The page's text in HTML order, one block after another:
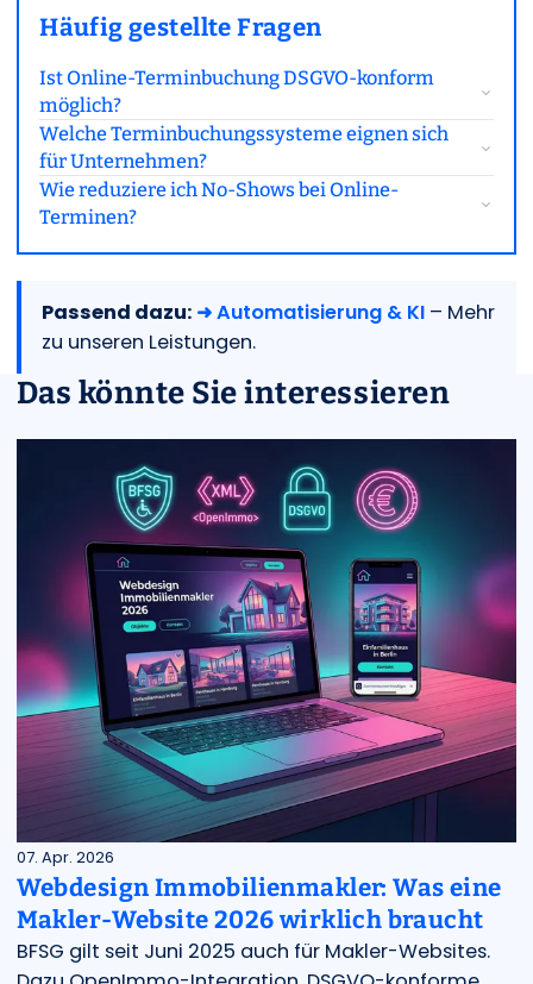
Häufig gestellte Fragen
Ist Online-Terminbuchung DSGVO-konform
möglich?
Welche Terminbuchungssysteme eignen sich
für Unternehmen?
Wie reduziere ich No-Shows bei Online-
Terminen?
Passend dazu: ➜ Automatisierung & KI – Mehr
zu unseren Leistungen.
Das könnte Sie interessieren
07. Apr. 2026
Webdesign Immobilienmakler: Was eine
Makler-Website 2026 wirklich braucht
BFSG gilt seit Juni 2025 auch für Makler-Websites.